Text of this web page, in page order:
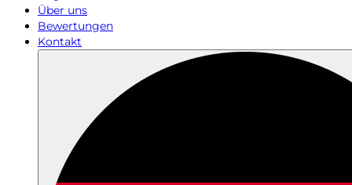
Über uns
Bewertungen
Kontakt